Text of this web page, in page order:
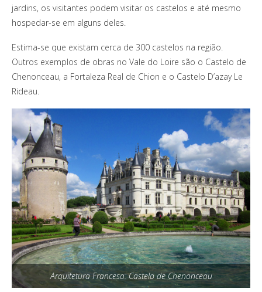
jardins, os visitantes podem visitar os castelos e até mesmo
hospedar-se em alguns deles.
Estima-se que existam cerca de 300 castelos na região.
Outros exemplos de obras no Vale do Loire são o Castelo de
Chenonceau, a Fortaleza Real de Chion e o Castelo D’azay Le
Rideau.
Arquitetura Francesa: Castelo de Chenonceau